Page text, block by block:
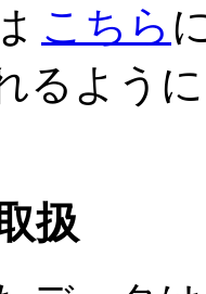
こちら
るよう
扱